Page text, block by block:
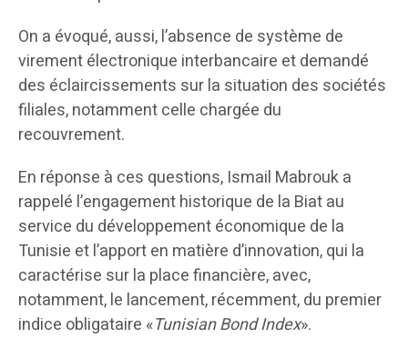
On a évoqué, aussi, l’absence de système de
virement électronique interbancaire et demandé
des éclaircissements sur la situation des sociétés
filiales, notamment celle chargée du
recouvrement.
En réponse à ces questions, Ismail Mabrouk a
rappelé l’engagement historique de la Biat au
service du développement économique de la
Tunisie et l’apport en matière d’innovation, qui la
caractérise sur la place financière, avec,
notamment, le lancement, récemment, du premier
indice obligataire «Tunisian Bond Index».